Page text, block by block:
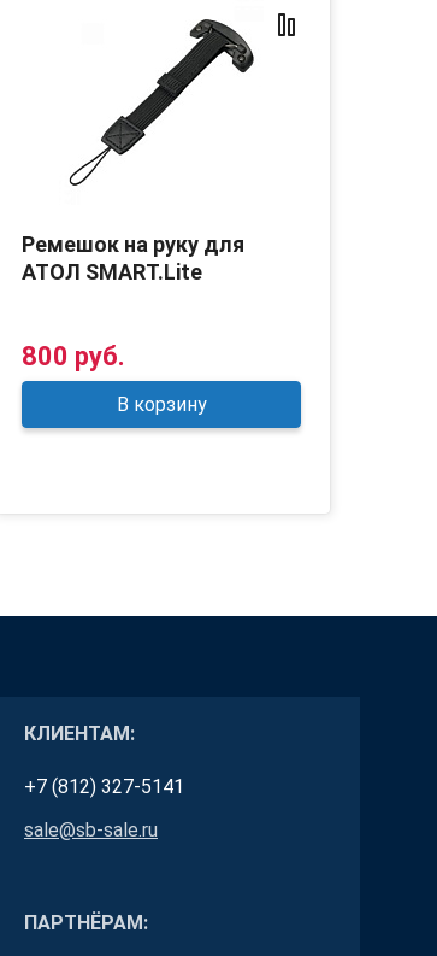
Ремешок на руку для
АТОЛ SMART.Lite
800 руб.
В корзину
КЛИЕНТАМ:
+7 (812) 327-5141
sale@sb-sale.ru
ПАРТНЁРАМ: